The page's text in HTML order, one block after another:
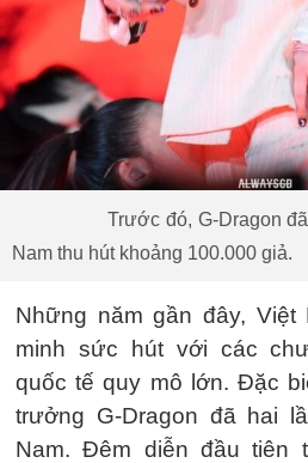
Trước đó, G-Dragon
Nam thu hút khoảng 100.000 giả.
Những năm gần đây, Việt
minh sức hút với các
quốc tế quy mô lớn. Đặc
trưởng G-Dragon đã hai
Nam. Đêm diễn đầu tiên